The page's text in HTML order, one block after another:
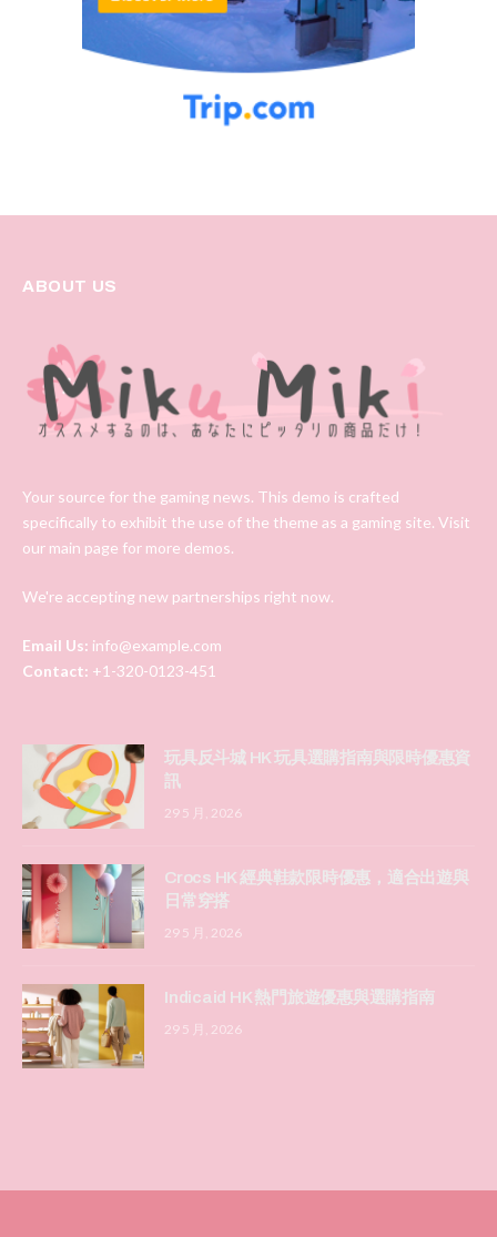
ABOUT US
Your source for the gaming news. This demo is crafted
specifically to exhibit the use of the theme as a gaming site. Visit
our main page for more demos.
We're accepting new partnerships right now.
Email Us: info@example.com
Contact: +1-320-0123-451
玩具反斗城 HK 玩具選購指南與限時優惠資
訊
29 5 月, 2026
Crocs HK 經典鞋款限時優惠，適合出遊與
日常穿搭
29 5 月, 2026
Indicaid HK 熱門旅遊優惠與選購指南
29 5 月, 2026